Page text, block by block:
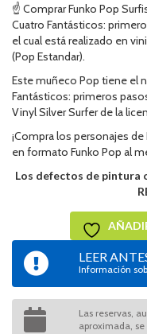
☝ Comprar Funko Pop
Cuatro Fantásticos:
el cual está realizado en
(Pop Estandar).
Este muñeco Pop tiene el
Fantásticos: primeros
Vinyl Silver Surfer de la
¡Compra los personajes
en formato Funko Pop al
Los defectos de pintura
LEER
Información
Las reservas,
aproximada,